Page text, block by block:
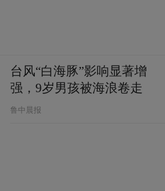
台风“白海豚”影响显著增
强，9岁男孩被海浪卷走
鲁中晨报